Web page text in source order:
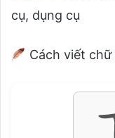
cụ, dụng cụ
Cách viết chữ